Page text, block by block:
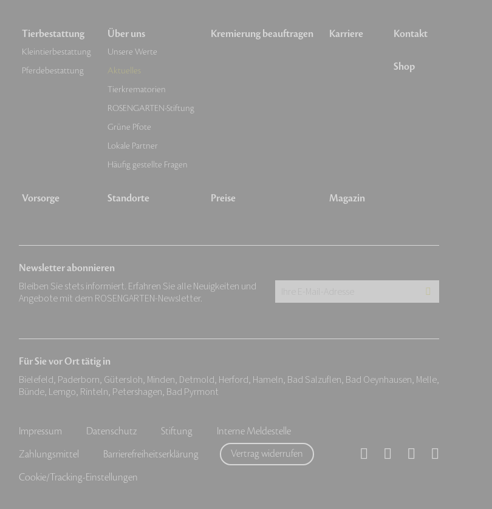
Tierbestattung
Kleintierbestattung
Pferdebestattung
Vorsorge
Über uns
Unsere Werte
Aktuelles
Tierkrematorien
ROSENGARTEN-Stiftung
Grüne Pfote
Lokale Partner
Häufig gestellte Fragen
Standorte
Kremierung beauftragen
Preise
Karriere
Magazin
Kontakt
Shop
Newsletter abonnieren
Bleiben Sie stets informiert. Erfahren Sie alle Neuigkeiten und
Angebote mit dem ROSENGARTEN-Newsletter.
E-
Für Sie vor Ort tätig in
Bielefeld, Paderborn, Gütersloh, Minden, Detmold, Herford, Hameln, Bad Salzuflen, Bad Oeynhausen, Melle,
Bünde, Lemgo, Rinteln, Petershagen, Bad Pyrmont
Impressum Datenschutz Stiftung
Interne Meldestelle
Zahlungsmittel
Barrierefreiheitserklärung
Vertrag widerrufen
Cookie/Tracking-Einstellungen